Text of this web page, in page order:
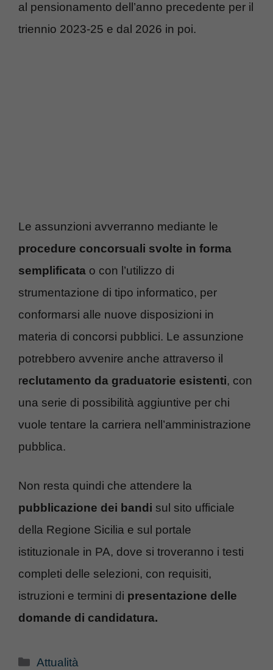
al pensionamento dell’anno precedente per il
triennio 2023-25 e dal 2026 in poi.
Le assunzioni avverranno mediante le
procedure concorsuali svolte in forma
semplificata o con l’utilizzo di
strumentazione di tipo informatico, per
conformarsi alle nuove disposizioni in
materia di concorsi pubblici. Le assunzione
potrebbero avvenire anche attraverso il
reclutamento da graduatorie esistenti, con
una serie di possibilità aggiuntive per chi
vuole tentare la carriera nell’amministrazione
pubblica.
Non resta quindi che attendere la
pubblicazione dei bandi sul sito ufficiale
della Regione Sicilia e sul portale
istituzionale in PA, dove si troveranno i testi
completi delle selezioni, con requisiti,
istruzioni e termini di presentazione delle
domande di candidatura.
Categorie
Attualità